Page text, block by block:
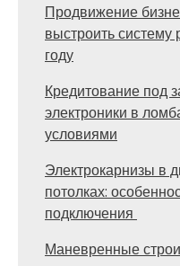
Продвижение
выстроить
году
Кредитование под
электроники в
условиями
Электрокарнизы в
потолках:
подключения
Маневренные